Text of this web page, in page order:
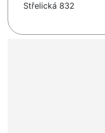
Střelická 832